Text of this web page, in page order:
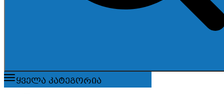
ყველა კატეგორია